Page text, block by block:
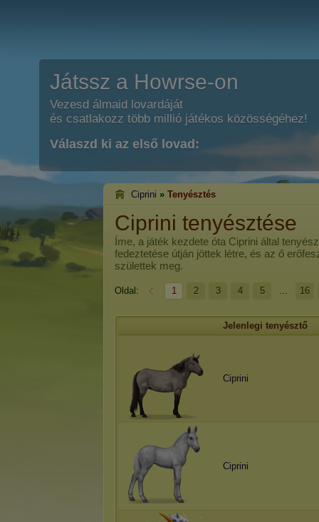
Játssz a Howrse-on
Vezesd álmaid lovardáját
és csatlakozz több millió játékos közösségéhez!
Válaszd ki az első lovad:
Ciprini » Tenyésztés
Ciprini tenyésztése
Íme, a játék kezdete óta Ciprini által
fedeztetése útján jöttek létre, és az ő
születtek meg.
Oldal: 1 2 3 4 5 ... 16
Jelenlegi tenyésztő
Ciprini
Ciprini